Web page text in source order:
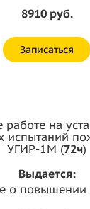
8910 руб.
Записаться
работе на
испытаний
УГИР-1М (72ч)
Выдается:
о